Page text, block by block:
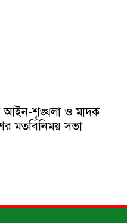
আইন-শৃঙ্খলা ও মাদক
মতবিনিময় সভা